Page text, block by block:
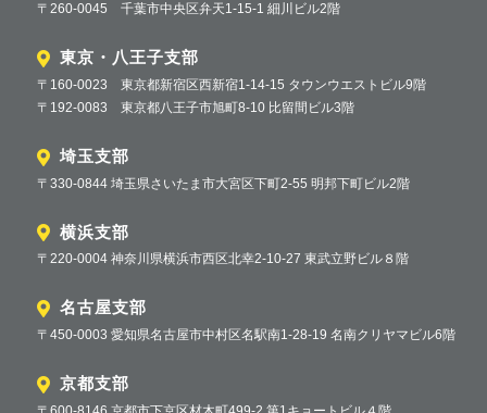
〒260-0045 千葉市中央区弁天1-15-1 細川ビル2階
東京・八王子支部
〒160-0023 東京都新宿区西新宿1-14-15 タウンウエストビル9階
〒192-0083 東京都八王子市旭町8-10 比留間ビル3階
埼玉支部
〒330-0844 埼玉県さいたま市大宮区下町2-55 明邦下町ビル2階
横浜支部
〒220-0004 神奈川県横浜市西区北幸2-10-27 東武立野ビル８階
名古屋支部
〒450-0003 愛知県名古屋市中村区名駅南1-28-19 名南クリヤマビル6階
京都支部